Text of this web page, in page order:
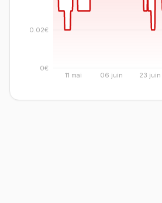
11 mai 06 juin 23 juin
0€
0.02€